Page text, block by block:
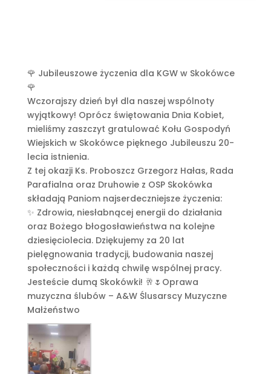
🌹 Jubileuszowe życzenia dla KGW w Skokówce
🌹
Wczorajszy dzień był dla naszej wspólnoty
wyjątkowy! Oprócz świętowania Dnia Kobiet,
mieliśmy zaszczyt gratulować Kołu Gospodyń
Wiejskich w Skokówce pięknego Jubileuszu 20-
lecia istnienia.
Z tej okazji Ks. Proboszcz Grzegorz Hałas, Rada
Parafialna oraz Druhowie z OSP Skokówka
składają Paniom najserdeczniejsze życzenia:
✨ Zdrowia, niesłabnącej energii do działania
oraz Bożego błogosławieństwa na kolejne
dziesięciolecia. Dziękujemy za 20 lat
pielęgnowania tradycji, budowania naszej
społeczności i każdą chwilę wspólnej pracy.
Jesteście dumą Skokówki! 🥂🌷Oprawa
muzyczna ślubów – A&W Ślusarscy Muzyczne
Małżeństwo